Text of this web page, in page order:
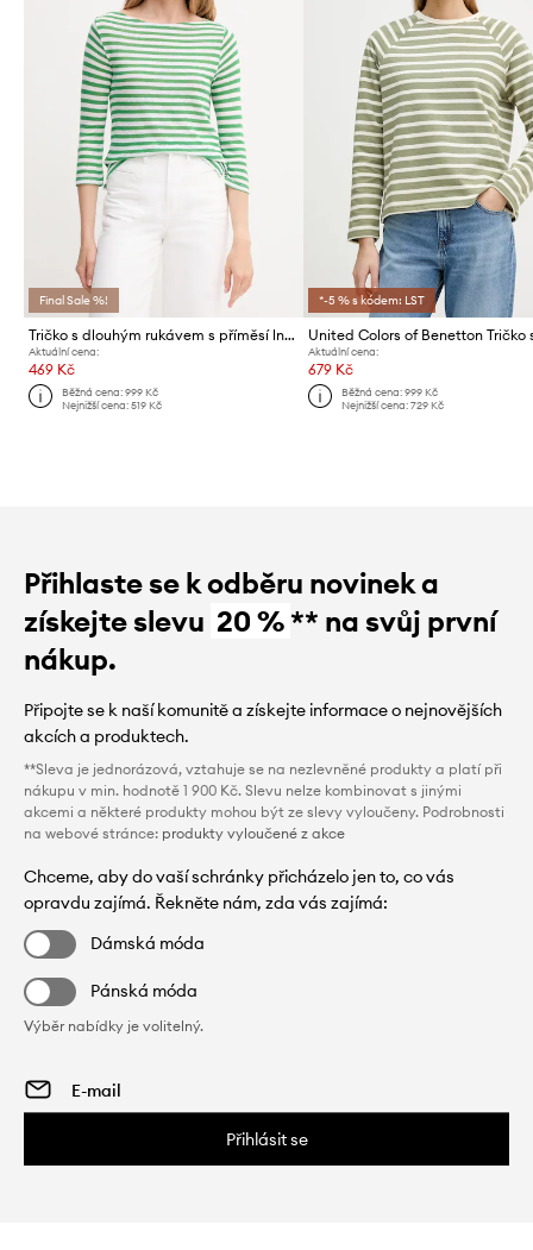
Final Sale %!
Tričko s dlouhým rukávem s příměsí lnu United Colors of Benetton
Aktuální cena:
469 Kč
Běžná cena:999 Kč
Nejnižší cena:519 Kč
*-5 % s kódem: LST
Aktuální cena:
679 Kč
Běžná cena: 999 Kč
Nejnižší cena: 729 Kč
Přihlaste se k odběru novinek a
získejte slevu 20 %** na svůj první
nákup.
Připojte se k naší komunitě a získejte informace o nejnovějších
akcích a produktech.
**Sleva je jednorázová, vztahuje se na nezlevněné produkty a platí při
nákupu v min. hodnotě 1 900 Kč. Slevu nelze kombinovat s jinými
akcemi a některé produkty mohou být ze slevy vyloučeny. Podrobnosti
na webové stránce: produkty vyloučené z akce
Chceme, aby do vaší schránky přicházelo jen to, co vás
opravdu zajímá. Řekněte nám, zda vás zajímá:
Dámská móda
Pánská móda
Výběr nabídky je volitelný.
Přihlásit se